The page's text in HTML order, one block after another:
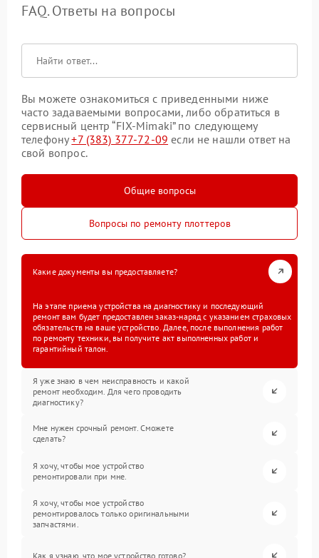
FAQ. Ответы на вопросы
Вы можете ознакомиться с приведенными ниже
часто задаваемыми вопросами, либо обратиться в
сервисный центр “FIX-Mimaki” по следующему
телефону+7 (383) 377-72-09 если не нашли ответ на
свой вопрос.
Общие вопросы
Вопросы по ремонту плоттеров
Какие документы вы предоставляете?
На этапе приема устройства на диагностику и последующий
ремонт вам будет предоставлен заказ-наряд с указанием страховых
обязательств на ваше устройство. Далее, после выполнения работ
по ремонту техники, вы получите акт выполненных работ и
гарантийный талон.
Я уже знаю в чем неисправность и какой
ремонт необходим. Для чего проводить
диагностику?
Мне нужен срочный ремонт. Сможете
сделать?
Я хочу, чтобы мое устройство
ремонтировали при мне.
Я хочу, чтобы мое устройство
ремонтировалось только оригинальными
запчастями.
Как я узнаю, что мое устройство готово?